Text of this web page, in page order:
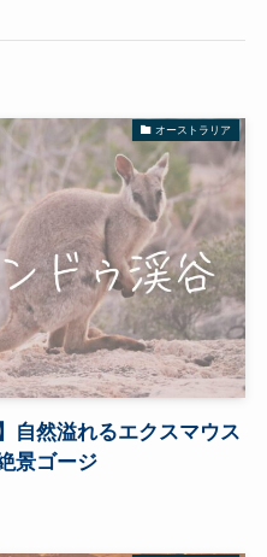
オーストラリア
自然溢れるエクスマウス
景ゴージ